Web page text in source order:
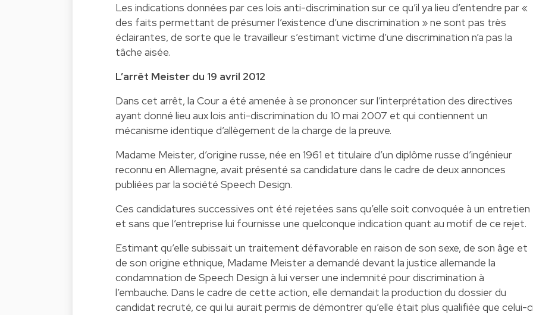
Les indications données par ces lois anti-discrimination sur ce qu’il ya lieu d’entendre par «
des faits permettant de présumer l’existence d’une discrimination » ne sont pas très
éclairantes, de sorte que le travailleur s’estimant victime d’une discrimination n’a pas la
tâche aisée.
L’arrêt Meister du 19 avril 2012
Dans cet arrêt, la Cour a été amenée à se prononcer sur l’interprétation des directives
ayant donné lieu aux lois anti-discrimination du 10 mai 2007 et qui contiennent un
mécanisme identique d’allègement de la charge de la preuve.
Madame Meister, d’origine russe, née en 1961 et titulaire d’un diplôme russe d’ingénieur
reconnu en Allemagne, avait présenté sa candidature dans le cadre de deux annonces
publiées par la société Speech Design.
Ces candidatures successives ont été rejetées sans qu’elle soit convoquée à un entretien
et sans que l’entreprise lui fournisse une quelconque indication quant au motif de ce rejet.
Estimant qu’elle subissait un traitement défavorable en raison de son sexe, de son âge et
de son origine ethnique, Madame Meister a demandé devant la justice allemande la
condamnation de Speech Design à lui verser une indemnité pour discrimination à
l’embauche. Dans le cadre de cette action, elle demandait la production du dossier du
candidat recruté, ce qui lui aurait permis de démontrer qu’elle était plus qualifiée que celui-